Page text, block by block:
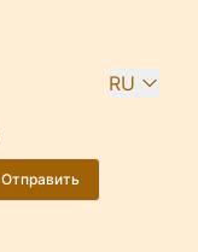
RU
Отправить